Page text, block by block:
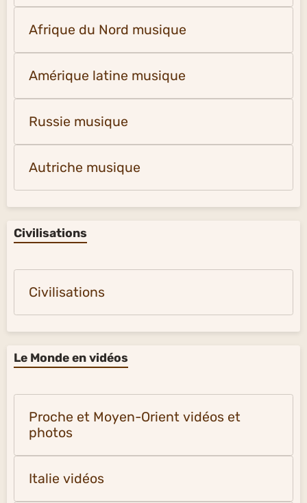
Afrique du Nord musique
Amérique latine musique
Russie musique
Autriche musique
Civilisations
Civilisations
Le Monde en vidéos
Proche et Moyen-Orient vidéos et
photos
Italie vidéos